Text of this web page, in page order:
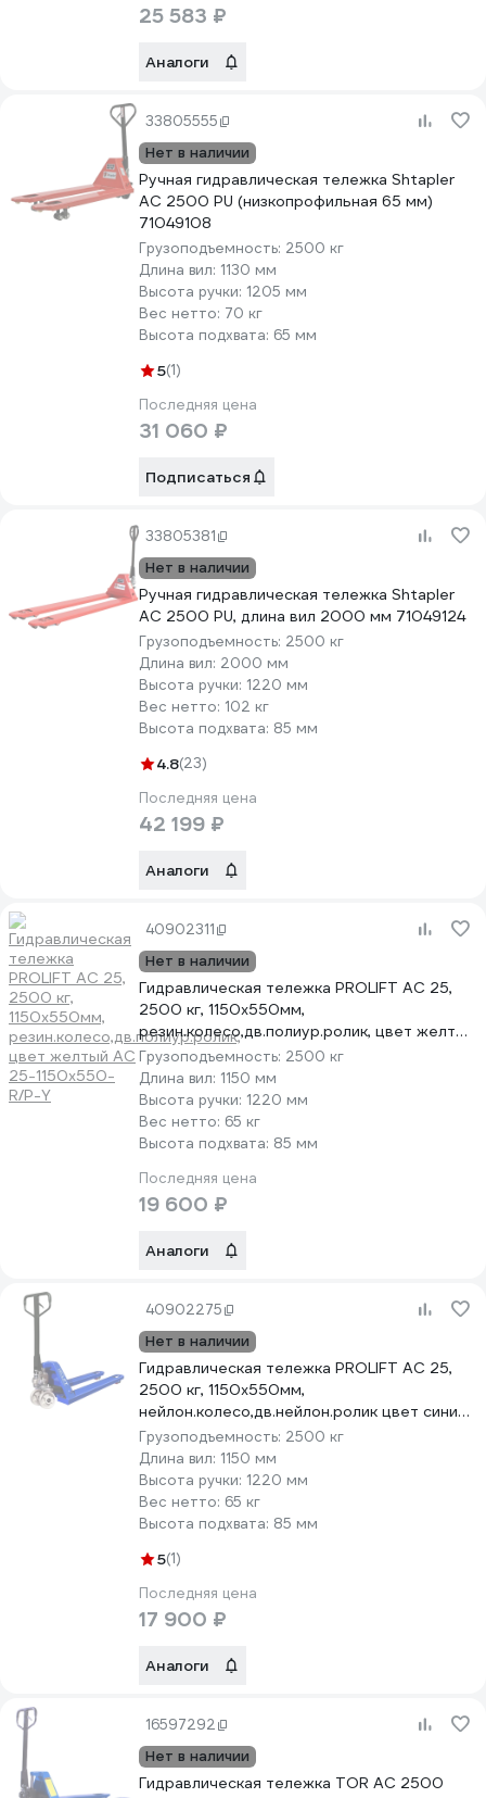
25 583 ₽
Аналоги
33805555
Нет в наличии
Ручная гидравлическая тележка Shtapler
AC 2500 PU (низкопрофильная 65 мм)
71049108
Грузоподъемность: 2500 кг
Длина вил: 1130 мм
Высота ручки: 1205 мм
Вес нетто: 70 кг
Высота подхвата: 65 мм
5(1)
Последняя цена
31 060 ₽
Подписаться
33805381
Нет в наличии
Ручная гидравлическая тележка Shtapler
AC 2500 PU, длина вил 2000 мм 71049124
Грузоподъемность: 2500 кг
Длина вил: 2000 мм
Высота ручки: 1220 мм
Вес нетто: 102 кг
Высота подхвата: 85 мм
4.8(23)
Последняя цена
42 199 ₽
Аналоги
40902311
Нет в наличии
Гидравлическая тележка PROLIFT AC 25,
2500 кг, 1150х550мм,
резин.колесо,дв.полиур.ролик, цвет желтый
AC 25-1150x550-R/P-Y
Грузоподъемность: 2500 кг
Длина вил: 1150 мм
Высота ручки: 1220 мм
Вес нетто: 65 кг
Высота подхвата: 85 мм
Последняя цена
19 600 ₽
Аналоги
40902275
Нет в наличии
Гидравлическая тележка PROLIFT AC 25,
2500 кг, 1150х550мм,
нейлон.колесо,дв.нейлон.ролик цвет синий
AC 25-1150x550-N/N-B
Грузоподъемность: 2500 кг
Длина вил: 1150 мм
Высота ручки: 1220 мм
Вес нетто: 65 кг
Высота подхвата: 85 мм
5(1)
Последняя цена
17 900 ₽
Аналоги
16597292
Нет в наличии
Гидравлическая тележка TOR AC 2500